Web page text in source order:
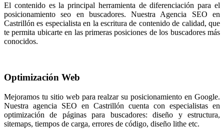
El contenido es la principal herramienta de diferenciación para el
posicionamiento seo en buscadores. Nuestra Agencia SEO en
Castrillón es especialista en la escritura de contenido de calidad, que
te permita ubicarte en las primeras posiciones de los buscadores más
conocidos.
Optimización Web
Mejoramos tu sitio web para realzar su posicionamiento en Google.
Nuestra agencia SEO en Castrillón cuenta con especialistas en
optimización de páginas para buscadores: diseño y estructura,
sitemaps, tiempos de carga, errores de código, diseño lithe etc.